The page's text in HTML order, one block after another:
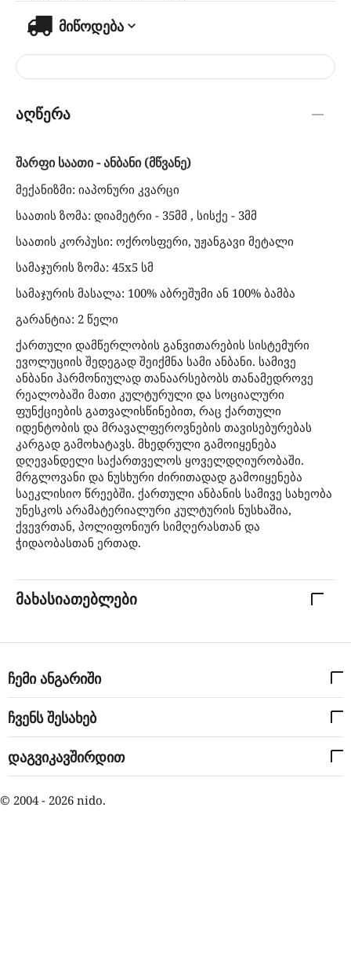
მიწოდება
აღწერა
შარფი საათი - ანბანი (მწვანე)
მექანიზმი: იაპონური კვარცი
საათის ზომა: დიამეტრი - 35მმ , სისქე - 3მმ
საათის კორპუსი: ოქროსფერი, უჟანგავი მეტალი
სამაჯურის ზომა: 45x5 სმ
სამაჯურის მასალა: 100% აბრეშუმი ან 100% ბამბა
გარანტია: 2 წელი
ქართული დამწერლობის განვითარების სისტემური
ევოლუციის შედეგად შეიქმნა სამი ანბანი. სამივე
ანბანი ჰარმონიულად თანაარსებობს თანამედროვე
რეალობაში მათი კულტურული და სოციალური
ფუნქციების გათვალისწინებით, რაც ქართული
იდენტობის და მრავალფეროვნების თავისებურებას
კარგად გამოხატავს. მხედრული გამოიყენება
დღევანდელი საქართველოს ყოველდღიურობაში.
მრგლოვანი და ნუსხური ძირითადად გამოიყენება
საეკლისიო წრეებში. ქართული ანბანის სამივე სახეობა
უნესკოს არამატერიალური კულტურის ნუსხაშია,
ქვევრთან, პოლიფონიურ სიმღერასთან და
ჭიდაობასთან ერთად.
მახასიათებლები
ჩემი ანგარიში
ჩვენს შესახებ
დაგვიკავშირდით
© 2004 - 2026 nido.